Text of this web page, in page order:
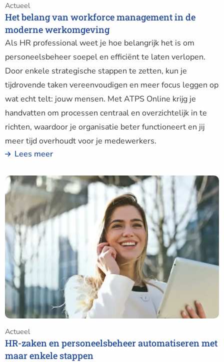
Actueel
Het belang van workforce management in de
moderne werkomgeving
Als HR professional weet je hoe belangrijk het is om
personeelsbeheer soepel en efficiënt te laten verlopen.
Door enkele strategische stappen te zetten, kun je
tijdrovende taken vereenvoudigen en meer focus leggen op
wat echt telt: jouw mensen. Met ATPS Online krijg je
handvatten om processen centraal en overzichtelijk in te
richten, waardoor je organisatie beter functioneert en jij
meer tijd overhoudt voor je medewerkers.
Lees meer
Actueel
HR-zaken en personeelsbeheer automatiseren met
maar enkele stappen
Lees
meer
over
HR-
zaken
en
personeelsbeheer
automatiseren
met
maar
enkele
stappen